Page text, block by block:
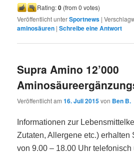
Rating:0 (from 0 votes)
Veröffentlicht unterSportnews |
aminosäuren |Schreibe eine Antwort
Supra Amino 12’000
Veröffentlicht am16. Juli 2015von Ben B.
Informationen zur
Zutaten, Allergene etc.) erhalten
von 9.00 – 18.00 Uhr